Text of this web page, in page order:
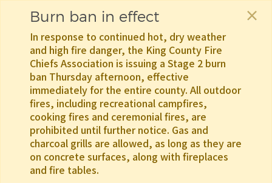
Burn ban in effect
In response to continued hot, dry weather
and high fire danger, the King County Fire
Chiefs Association is issuing a Stage 2 burn
ban Thursday afternoon, effective
immediately for the entire county. All outdoor
fires, including recreational campfires,
cooking fires and ceremonial fires, are
prohibited until further notice. Gas and
charcoal grills are allowed, as long as they are
on concrete surfaces, along with fireplaces
and fire tables.
×